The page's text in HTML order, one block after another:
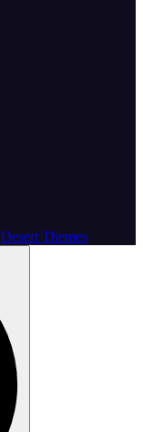
Desert Themes